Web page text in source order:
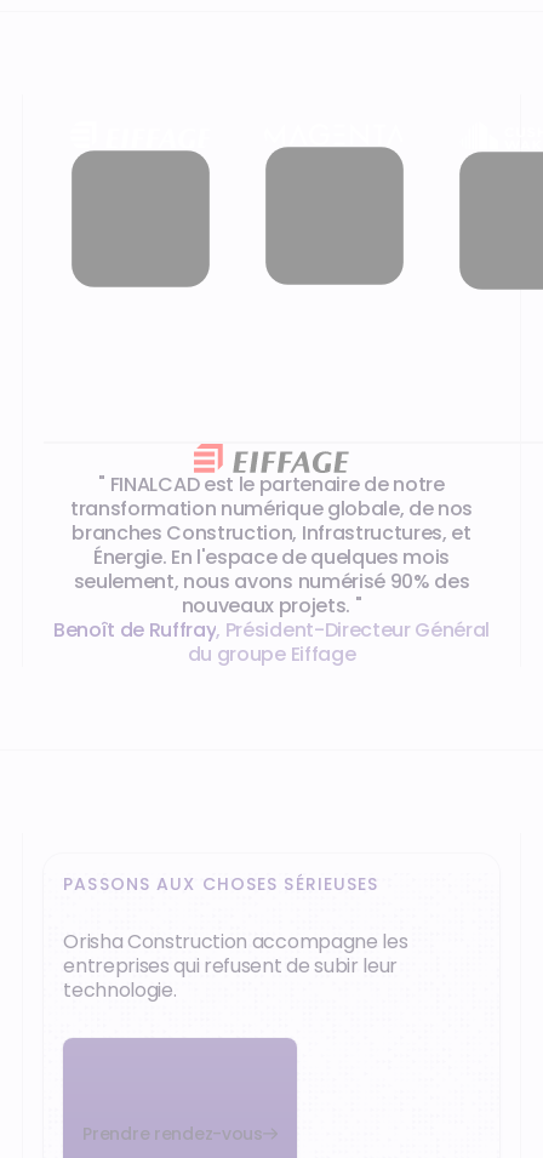
" FINALCAD est le partenaire de notre
transformation numérique globale, de nos
branches Construction, Infrastructures, et
Énergie. En l'espace de quelques mois
seulement, nous avons numérisé 90% des
nouveaux projets. "
Benoît de Ruffray, Président-Directeur Général
du groupe Eiffage
PASSONS AUX CHOSES SÉRIEUSES
Orisha Construction accompagne les
entreprises qui refusent de subir leur
technologie.
Prendre rendez-vous